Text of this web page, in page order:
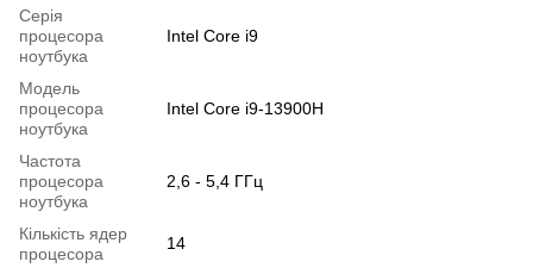
Серія
процесора
ноутбука
Intel Core i9
Модель
процесора
ноутбука
Intel Core i9-13900H
Частота
процесора
ноутбука
2,6 - 5,4 ГГц
Кількість ядер
процесора
14